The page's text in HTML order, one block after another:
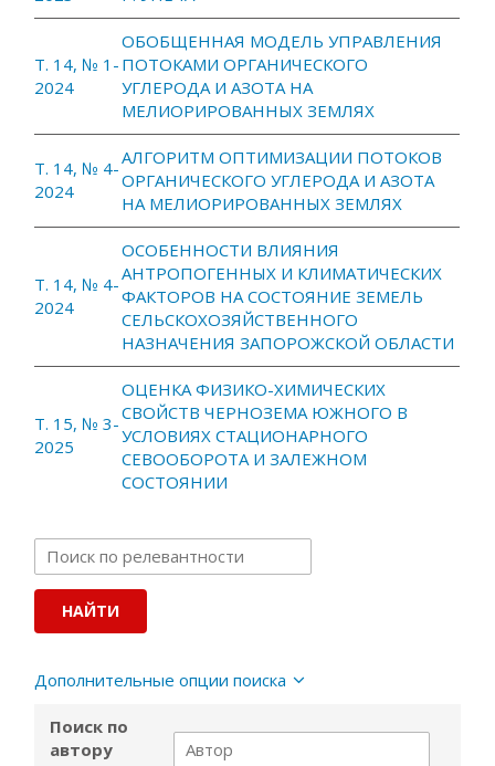
Т. 14, № 1-
2024
ОБОБЩЕННАЯ МОДЕЛЬ УПРАВЛЕНИЯ
ПОТОКАМИ ОРГАНИЧЕСКОГО
УГЛЕРОДА И АЗОТА НА
МЕЛИОРИРОВАННЫХ ЗЕМЛЯХ
Т. 14, № 4-
2024
АЛГОРИТМ ОПТИМИЗАЦИИ ПОТОКОВ
ОРГАНИЧЕСКОГО УГЛЕРОДА И АЗОТА
НА МЕЛИОРИРОВАННЫХ ЗЕМЛЯХ
Т. 14, № 4-
2024
ОСОБЕННОСТИ ВЛИЯНИЯ
АНТРОПОГЕННЫХ И КЛИМАТИЧЕСКИХ
ФАКТОРОВ НА СОСТОЯНИЕ ЗЕМЕЛЬ
СЕЛЬСКОХОЗЯЙСТВЕННОГО
НАЗНАЧЕНИЯ ЗАПОРОЖСКОЙ ОБЛАСТИ
Т. 15, № 3-
2025
ОЦЕНКА ФИЗИКО-ХИМИЧЕСКИХ
СВОЙСТВ ЧЕРНОЗЕМА ЮЖНОГО В
УСЛОВИЯХ СТАЦИОНАРНОГО
СЕВООБОРОТА И ЗАЛЕЖНОМ
СОСТОЯНИИ
Дополнительные опции поиска
Поиск по
автору